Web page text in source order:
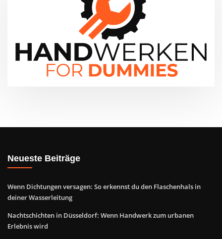
Neueste Beiträge
Wenn Dichtungen versagen: So erkennst du den Flaschenhals in
deiner Wasserleitung
Nachtschichten in Düsseldorf: Wenn Handwerk zum urbanen
Erlebnis wird